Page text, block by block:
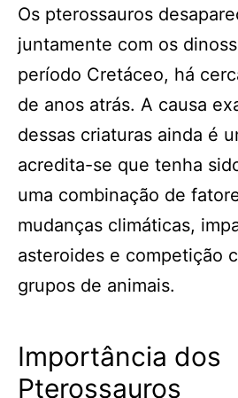
Os pterossauros
juntamente com os
período Cretáceo, há
de anos atrás. A causa
dessas criaturas ainda é
acredita-se que tenha
uma combinação de
mudanças climáticas,
asteroides e competição
grupos de animais.
Importância dos
Pterossauros